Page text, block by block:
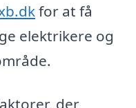
for at få
elektrikere og